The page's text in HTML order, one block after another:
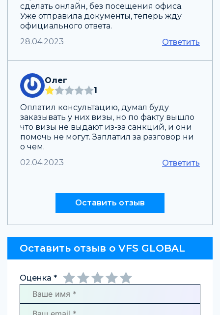
сделать онлайн, без посещения офиса.
Уже отправила документы, теперь жду
официального ответа.
28.04.2023
Ответить
Олег
1
Оплатил консультацию, думал буду
заказывать у них визы, но по факту вышло
что визы не выдают из-за санкций, и они
помочь не могут. Заплатил за разговор ни
о чем.
02.04.2023
Ответить
Оставить отзыв
Оставить отзыв о VFS GLOBAL
Оценка *